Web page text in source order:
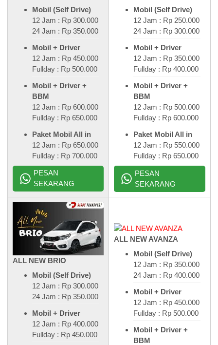
Mobil (Self Drive)
12 Jam : Rp 300.000
24 Jam : Rp 350.000
Mobil + Driver
12 Jam : Rp 450.000
Fullday : Rp 500.000
Mobil + Driver +
BBM
12 Jam : Rp 600.000
Fullday : Rp 650.000
Paket Mobil All in
12 Jam : Rp 650.000
Fullday : Rp 700.000
PESAN
SEKARANG
Mobil (Self Drive)
12 Jam : Rp 250.000
24 Jam : Rp 300.000
Mobil + Driver
12 Jam : Rp 350.000
Fullday : Rp 400.000
Mobil + Driver +
BBM
12 Jam : Rp 500.000
Fullday : Rp 600.000
Paket Mobil All in
12 Jam : Rp 550.000
Fullday : Rp 650.000
PESAN
SEKARANG
ALL NEW BRIO
Mobil (Self Drive)
12 Jam : Rp 300.000
24 Jam : Rp 350.000
Mobil + Driver
12 Jam : Rp 400.000
Fullday : Rp 450.000
ALL NEW AVANZA
Mobil (Self Drive)
12 Jam : Rp 350.000
24 Jam : Rp 400.000
Mobil + Driver
12 Jam : Rp 450.000
Fullday : Rp 500.000
Mobil + Driver +
BBM